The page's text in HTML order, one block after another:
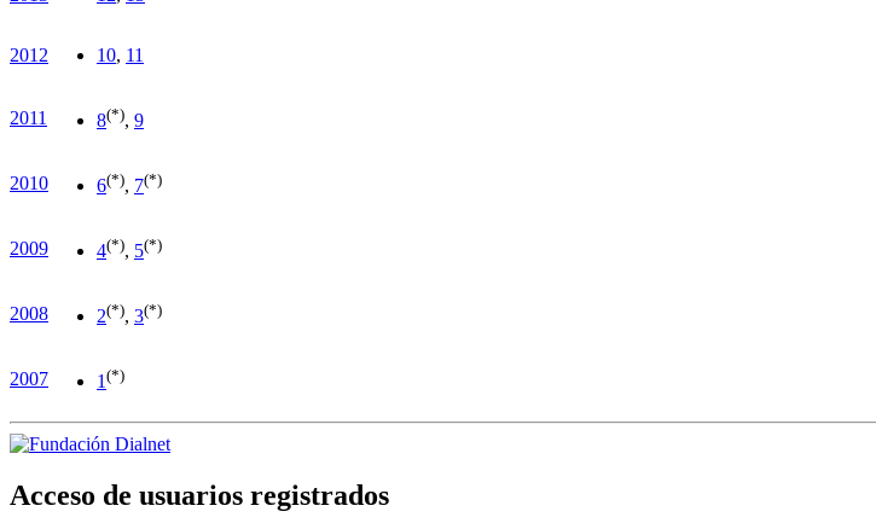
2012 10, 11
2011 8(*), 9
2010 6(*), 7(*)
2009 4(*), 5(*)
2008 2(*), 3(*)
2007 1 (*)
Acceso de usuarios registrados